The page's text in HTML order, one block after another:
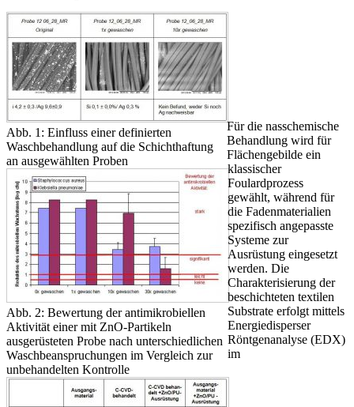
Abb. 1: Einfluss einer definierten
Waschbehandlung auf die Schichthaftung
an ausgewählten Proben
Abb. 2: Bewertung der antimikrobiellen
Aktivität einer mit ZnO-Partikeln
ausgerüsteten Probe nach unterschiedlichen
Waschbeanspruchungen im Vergleich zur
unbehandelten Kontrolle
Für die nasschemische
Behandlung wird für
Flächengebilde ein
klassischer
Foulardprozess
gewählt, während für
die Fadenmaterialien
spezifisch angepasste
Systeme zur
Ausrüstung eingesetzt
werden. Die
Charakterisierung der
beschichteten textilen
Substrate erfolgt mittels
Energiedisperser
Röntgenanalyse (EDX)
im